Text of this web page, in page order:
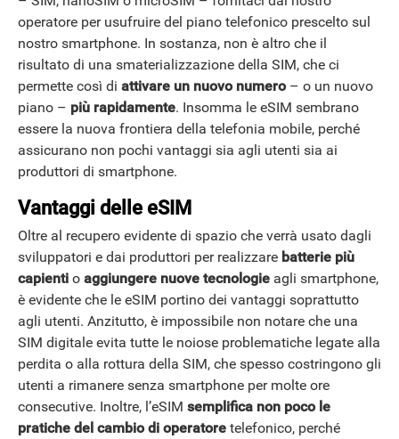
operatore per usufruire del piano telefonico prescelto sul
nostro smartphone. In sostanza, non è altro che il
risultato di una smaterializzazione della SIM, che ci
permette così di attivare un nuovo numero– o un nuovo
piano – più rapidamente. Insomma le eSIM sembrano
essere la nuova frontiera della telefonia mobile, perché
assicurano non pochi vantaggi sia agli utenti sia ai
produttori di smartphone.
Vantaggi delle eSIM
Oltre al recupero evidente di spazio che verrà usato dagli
sviluppatori e dai produttori per realizzare batterie più
capienti o aggiungere nuove tecnologie agli smartphone,
è evidente che le eSIM portino dei vantaggi soprattutto
agli utenti. Anzitutto, è impossibile non notare che una
SIM digitale evita tutte le noiose problematiche legate alla
perdita o alla rottura della SIM, che spesso costringono gli
utenti a rimanere senza smartphone per molte ore
consecutive. Inoltre, l’eSIM semplifica non poco le
pratiche del cambio di operatore telefonico, perché